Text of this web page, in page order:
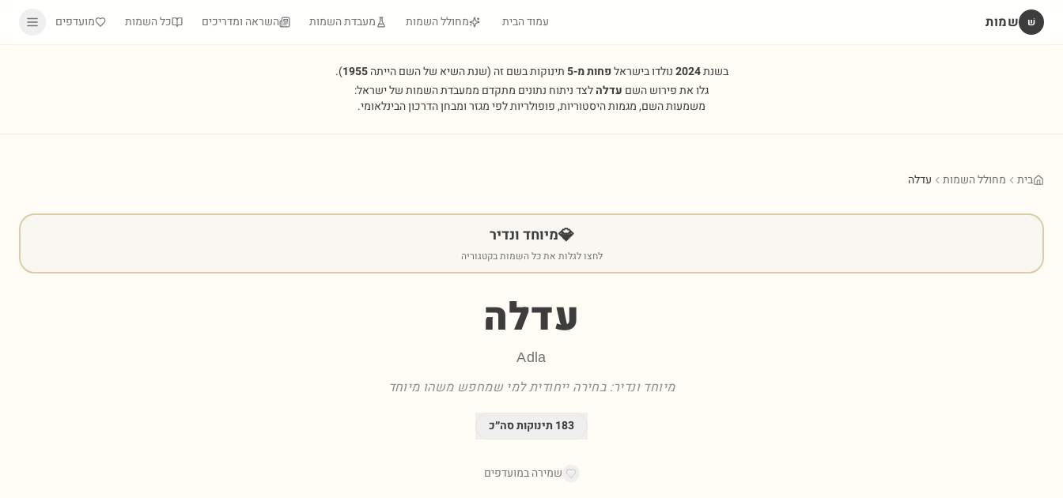
שׁ שמות עמוד הבית מחולל השמות מעבדת השמות השראה ומדריכים כל השמות מועדפים
בשנת2024נולדו בישראלפחות מ-5 תינוקות בשם זה (שנת השיא של השם הייתה1955
).
גלו את פירוש השם עדלהלצד ניתוח נתונים מתקדם ממעבדת השמות של ישראל:
משמעות השם, מגמות היסטוריות, פופולריות לפי מגזר ומבחן הדרכון הבינלאומי.
בית מחולל השמות עדלה
💎מיוחד ונדיר
לחצו לגלות את כל השמות בקטגוריה
עדלה
Adla
מיוחד ונדיר: בחירה ייחודית למי שמחפש משהו מיוחד
183 תינוקות סה״כ
שמירה במועדפים